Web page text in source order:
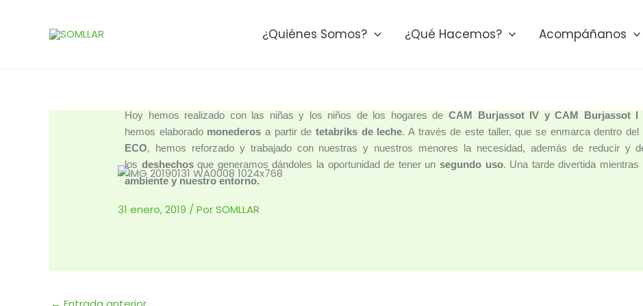
contenido
¿Quiénes Somos? ¿Qué Hacemos? Acompáñanos
31 enero, 2019 / PorSOMLLAR
Hoy hemos realizado con las niñas y los niños de los hogares de CAM Burjassot IV y CAM Burjassot I
hemos elaboradomonederosa partir de tetabriks de leche. A través de este taller, que se enmarca dentro del
ECO, hemos reforzado y trabajado con nuestras y nuestros menores la necesidad, además de reducir y
los deshechosque generamos dándoles la oportunidad de tener unsegundo uso. Una tarde divertida mientras
ambiente y nuestro entorno.